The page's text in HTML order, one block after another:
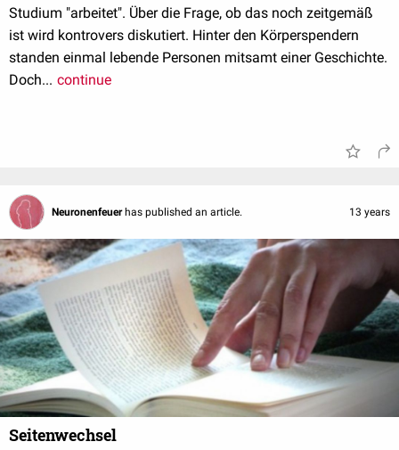
Studium "arbeitet". Über die Frage, ob das noch zeitgemäß
ist wird kontrovers diskutiert. Hinter den Körperspendern
standen einmal lebende Personen mitsamt einer Geschichte.
Doch... continue
Neuronenfeuer has published an article. 13 years
Seitenwechsel